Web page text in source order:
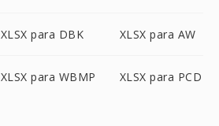
XLSX para DBK XLSX para AW
XLSX para WBMP XLSX para PCD